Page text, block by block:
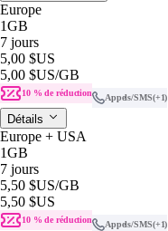
Europe
1GB
7 jours
5,00 $US
5,00 $US/GB
10 % de réduction Appels/SMS(+1)
Détails
Europe + USA
1GB
7 jours
5,50 $US/GB
5,50 $US
10 % de réduction Appels/SMS(+1)